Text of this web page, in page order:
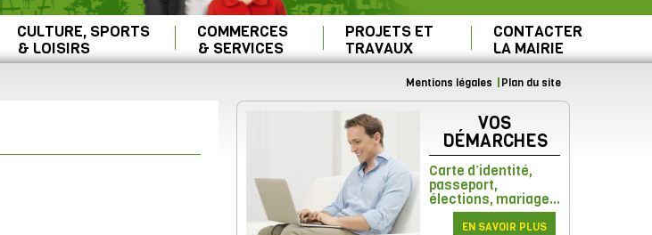
CULTURE, SPORTS
& LOISIRS
COMMERCES
& SERVICES
PROJETS ET
TRAVAUX
CONTACTER
LA MAIRIE
Mentions légales Plan du site
VOS
DÉMARCHES
Carte d’identité,
passeport,
élections, mariage...
EN SAVOIR PLUS